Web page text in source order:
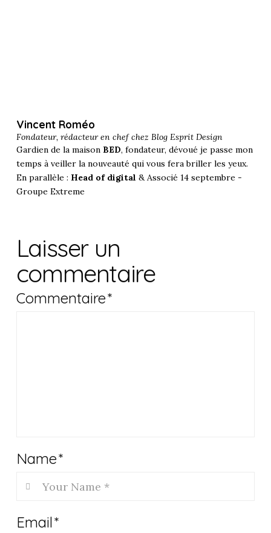
Vincent Roméo
Fondateur, rédacteur en chef chez Blog Esprit Design
Gardien de la maison BED, fondateur, dévoué je passe mon
temps à veiller la nouveauté qui vous fera briller les yeux.
En parallèle : Head of digital & Associé 14 septembre -
Groupe Extreme
Laisser un
commentaire
Commentaire*
Name*
Email*